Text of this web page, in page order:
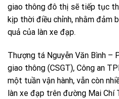
giao thông đô thị sẽ tiếp tục
kịp thời điều chỉnh, nhằm đảm
quả của làn xe đạp.
Thượng tá Nguyễn Văn Bình –
giao thông (CSGT), Công an
một tuần vận hành, vẫn còn
làn xe đạp trên đường Mai Chí